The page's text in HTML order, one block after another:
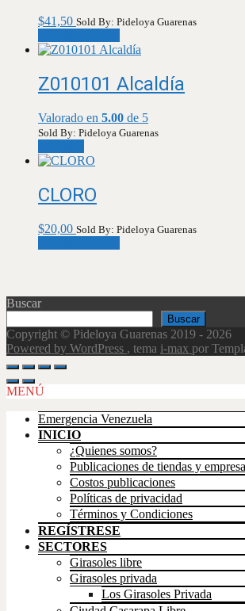
$41,50 Sold By: Pideloya Guarenas
Z010101 Alcaldía
Valorado en 5.00 de 5
Sold By: Pideloya Guarenas
CLORO
$20,00 Sold By: Pideloya Guarenas
Buscar
Buscar
Copyright © Pideloya Guarenas 2019 - 2026
Powered by WordPress , tema i-max por
Scroll
Up
MENÚ
Emergencia Venezuela
INICIO
¿Quienes somos?
Publicaciones de tiendas y
Costos publicaciones
Políticas de privacidad
Términos y Condiciones
REGÍSTRESE
SECTORES
Girasoles libre
Girasoles privada
Los Girasoles Privada